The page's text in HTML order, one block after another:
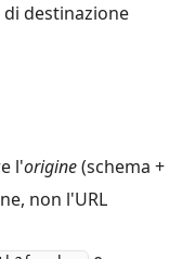
destinazione
l'origine(schema +
non l'URL